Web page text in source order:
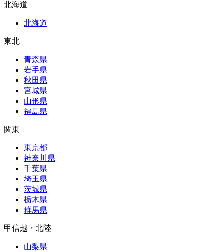
北海道
北海道
東北
青森県
岩手県
秋田県
宮城県
山形県
福島県
関東
東京都
神奈川県
千葉県
埼玉県
茨城県
栃木県
群馬県
甲信越・北陸
山梨県